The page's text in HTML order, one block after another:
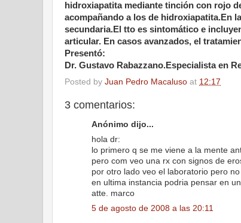
hidroxiapatita mediante tinción con rojo
acompañando a los de hidroxiapatita.En
secundaria.El tto es sintomático e
articular. En casos avanzados, el
Presentó:
Dr. Gustavo Rabazzano.Especialista en
Posted by Juan Pedro Macaluso at 12:17
3 comentarios:
Anónimo dijo...
hola dr:
lo primero q se me viene a la mente
pero com veo una rx con signos de
por otro lado veo el laboratorio pero
en ultima instancia podria pensar en
atte. marco
5 de agosto de 2008 a las 20:11